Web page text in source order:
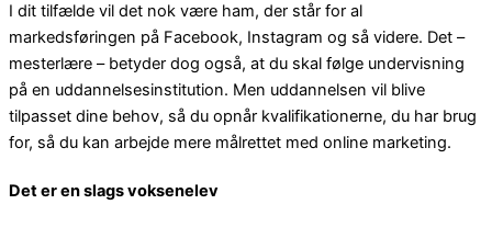
I dit tilfælde vil det nok være ham, der står for al
markedsføringen på Facebook, Instagram og så videre. Det –
mesterlære – betyder dog også, at du skal følge undervisning
på en uddannelsesinstitution. Men uddannelsen vil blive
tilpasset dine behov, så du opnår kvalifikationerne, du har brug
for, så du kan arbejde mere målrettet med online marketing.
Det er en slags voksenelev